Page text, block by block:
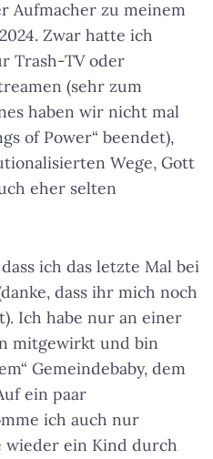
Aufmacher zu meinem
Zwar hatte ich
Trash-TV oder
(sehr zum
haben wir nicht mal
of Power“ beendet),
Wege, Gott
eher selten
ich das letzte Mal bei
dass ihr mich noch
Ich habe nur an einer
mitgewirkt und bin
Gemeindebaby, dem
ein paar
ich auch nur
wieder ein Kind durch